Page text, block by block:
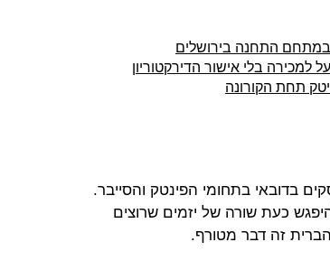
במתחם התחנה בירושלים
בדובאי בתחומי הפינטק והסייבר.
להיפגש כעת שורה של יזמים שרוצים
זה דבר מטורף.